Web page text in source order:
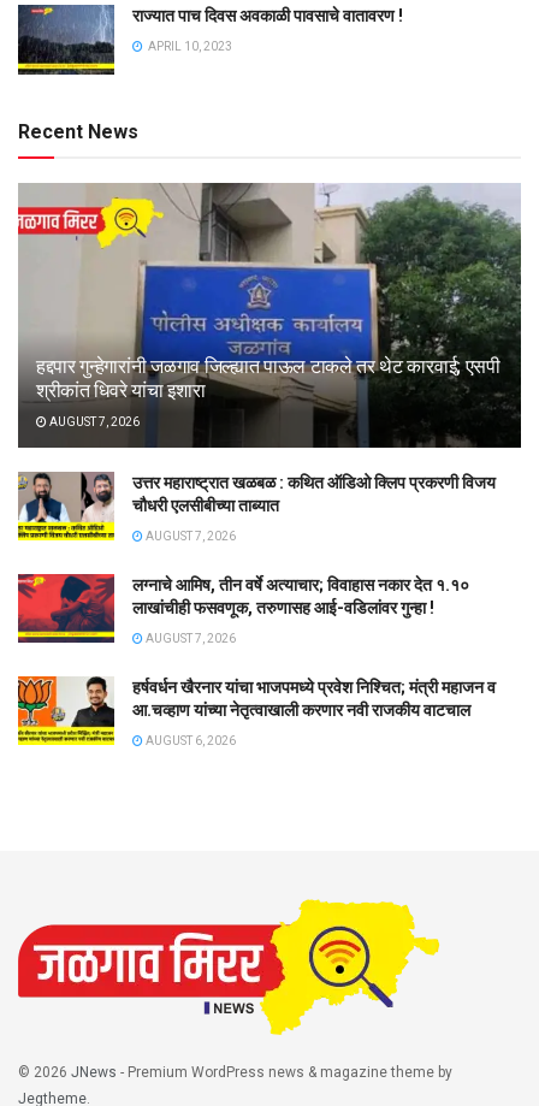
राज्यात पाच दिवस अवकाळी पावसाचे वातावरण !
APRIL 10, 2023
Recent News
हद्दपार गुन्हेगारांनी जळगाव जिल्ह्यात पाऊल टाकले तर थेट कारवाई; एसपी
श्रीकांत धिवरे यांचा इशारा
AUGUST 7, 2026
उत्तर महाराष्ट्रात खळबळ : कथित ऑडिओ क्लिप प्रकरणी विजय
चौधरी एलसीबीच्या ताब्यात
AUGUST 7, 2026
लग्नाचे आमिष, तीन वर्षे अत्याचार; विवाहास नकार देत १.१०
लाखांचीही फसवणूक, तरुणासह आई-वडिलांवर गुन्हा !
AUGUST 7, 2026
हर्षवर्धन खैरनार यांचा भाजपमध्ये प्रवेश निश्चित; मंत्री महाजन व
आ.चव्हाण यांच्या नेतृत्वाखाली करणार नवी राजकीय वाटचाल
AUGUST 6, 2026
© 2026 JNews - Premium WordPress news & magazine theme by
Jegtheme